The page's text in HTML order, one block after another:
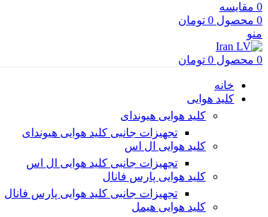
0 مقایسه
0 محصول 0 تومان
منو
0 محصول 0 تومان
خانه
کلید هوایی
کلید هوایی هیوندای
تجهیزات جانبی کلید هوایی هیوندای
کلید هوایی ال اس
تجهیزات جانبی کلید هوایی ال اس
کلید هوایی پارس فانال
تجهیزات جانبی کلید هوایی پارس فانال
کلید هوایی هیمل